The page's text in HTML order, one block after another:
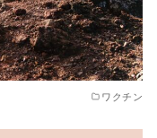
ワクチン